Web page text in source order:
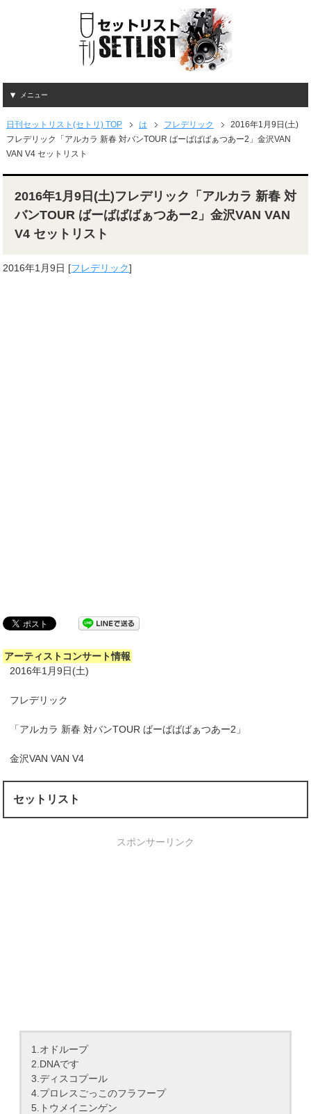
メニュー
日刊セットリスト(セトリ) TOP は フレデリック
2016年1月9日(土)
フレデリック「アルカラ 新春 対バンTOUR ばーばばばぁつあー2」金沢VAN
VAN V4 セットリスト
2016年1月9日(土)フレデリック「アルカラ 新春 対
バンTOUR ばーばばばぁつあー2」金沢VAN VAN
V4 セットリスト
2016年1月9日 [フレデリック]
アーティストコンサート情報
2016年1月9日(土)
フレデリック
「アルカラ 新春 対バンTOUR ばーばばばぁつあー2」
金沢VAN VAN V4
セットリスト
スポンサーリンク
1.オドループ
2.DNAです
3.ディスコプール
4.プロレスごっこのフラフープ
5.トウメイニンゲン